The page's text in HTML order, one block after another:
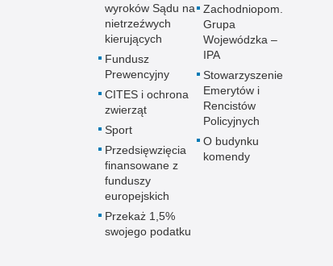
wyroków Sądu na
nietrzeźwych
kierujących
Fundusz
Prewencyjny
CITES i ochrona
zwierząt
Sport
Przedsięwzięcia
finansowane z
funduszy
europejskich
Przekaż 1,5%
swojego podatku
Zachodniopom.
Grupa
Wojewódzka –
IPA
Stowarzyszenie
Emerytów i
Rencistów
Policyjnych
O budynku
komendy